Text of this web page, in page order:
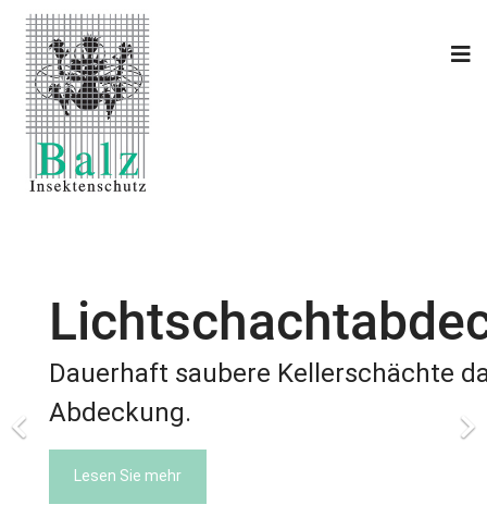
Dauerhaft saubere Kellerschächte
Abdeckung.
Lesen Sie mehr